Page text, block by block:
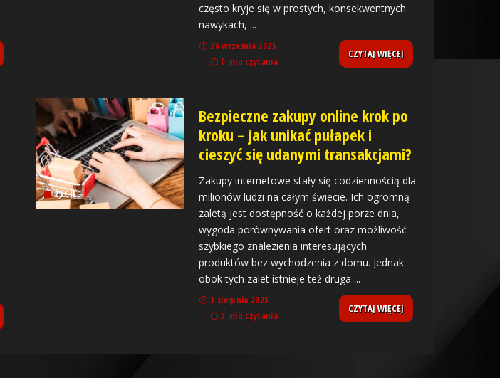
często kryje się w prostych, konsekwentnych
nawykach, ...
26 września 2025
6 min czytania
CZYTAJ WIĘCEJ
ŻYCIE
Bezpieczne zakupy online krok po
kroku – jak unikać pułapek i
cieszyć się udanymi transakcjami?
Zakupy internetowe stały się codziennością dla
milionów ludzi na całym świecie. Ich ogromną
zaletą jest dostępność o każdej porze dnia,
wygoda porównywania ofert oraz możliwość
szybkiego znalezienia interesujących
produktów bez wychodzenia z domu. Jednak
obok tych zalet istnieje też druga ...
1 sierpnia 2025
5 min czytania
CZYTAJ WIĘCEJ